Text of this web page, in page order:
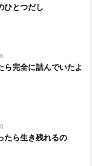
ひとつだし
ら完全に詰んでいたよ
たら生き残れるの